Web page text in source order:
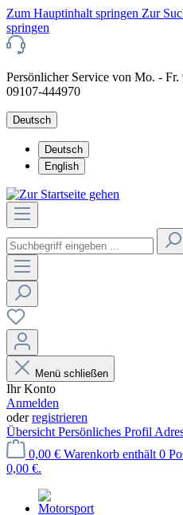
Zum Hauptinhalt springen Zur
springen
Persönlicher Service von Mo. -
09107-444970
Deutsch
Deutsch
English
Menü schließen
Ihr Konto
Anmelden
oderregistrieren
Übersicht Persönliches Profil
0,00 € Warenkorb enthält 0
0,00 €.